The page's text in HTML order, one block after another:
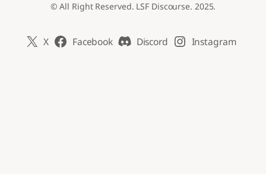
© All Right Reserved. LSF Discourse. 2025.
X Facebook Discord Instagram